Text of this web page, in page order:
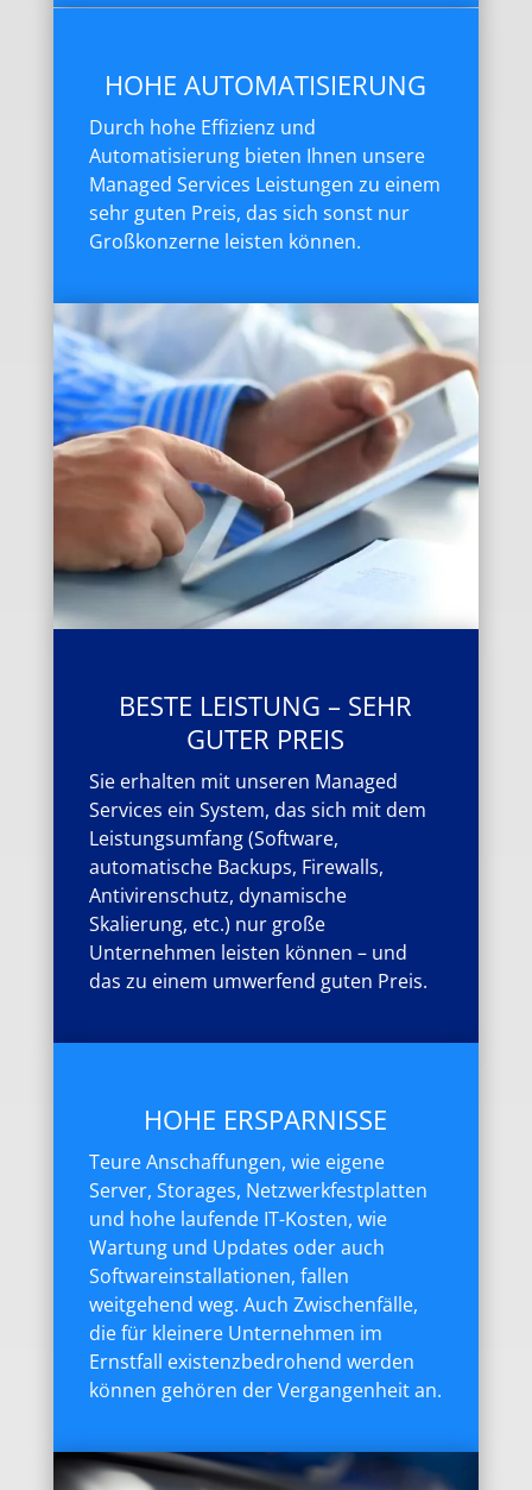
HOHE AUTOMATISIERUNG
Durch hohe Effizienz und
Automatisierung bieten Ihnen unsere
Managed Services Leistungen zu einem
sehr guten Preis, das sich sonst nur
Großkonzerne leisten können.
BESTE LEISTUNG – SEHR
GUTER PREIS
Sie erhalten mit unseren Managed
Services ein System, das sich mit dem
Leistungsumfang (Software,
automatische Backups, Firewalls,
Antivirenschutz, dynamische
Skalierung, etc.) nur große
Unternehmen leisten können – und
das zu einem umwerfend guten Preis.
HOHE ERSPARNISSE
Teure Anschaffungen, wie eigene
Server, Storages, Netzwerkfestplatten
und hohe laufende IT-Kosten, wie
Wartung und Updates oder auch
Softwareinstallationen, fallen
weitgehend weg. Auch Zwischenfälle,
die für kleinere Unternehmen im
Ernstfall existenzbedrohend werden
können gehören der Vergangenheit an.